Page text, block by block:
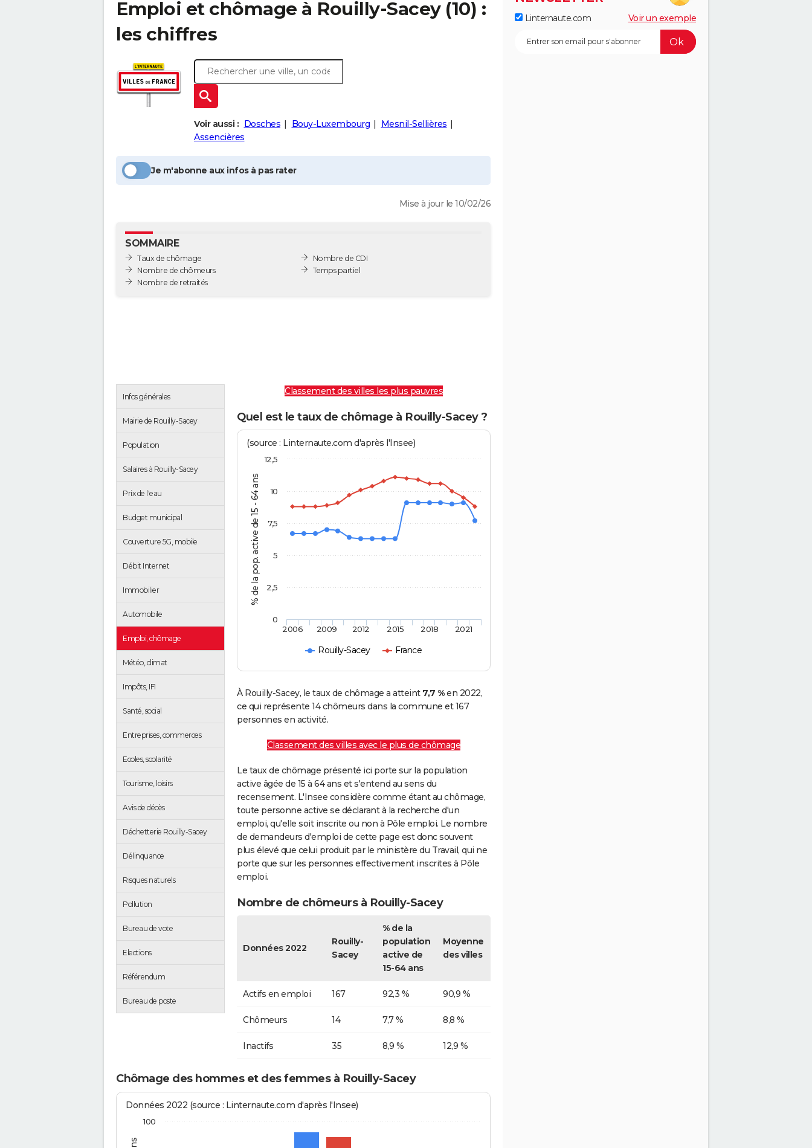
Emploi et chômage à Rouilly-Sacey(10) :
les chiffres
Voir aussi : Dosches Bouy-Luxembourg
Mesnil-Sellières
Assencières
Je m'abonne aux infos à pas rater
Mise à jour le 10/02/26
SOMMAIRE
Taux de chômage
Nombre de chômeurs
Nombre de retraités
Nombre de CDI
Temps partiel
Infos générales
Mairie de Rouilly-Sacey
Population
Salaires à Rouilly-Sacey
Prix de l'eau
Budget municipal
Couverture 5G, mobile
Débit Internet
Immobilier
Automobile
Emploi, chômage
Météo, climat
Impôts, IFI
Santé, social
Entreprises, commerces
Ecoles, scolarité
Tourisme, loisirs
Avis de décès
Déchetterie Rouilly-Sacey
Délinquance
Risques naturels
Pollution
Bureau de vote
Elections
Référendum
Bureau de poste
Classement des villes les plus pauvres
Quel est le taux de chômage à Rouilly-Sacey ?
% de la pop. active de 15 - 64 ans
(source : Linternaute.com d'après l'Insee)
Rouilly-Sacey France
2006 2009 2012 2015 2018 2021
0
2,5
5
7,5
10
12,5
À Rouilly-Sacey, le taux de chômage a atteint 7,7 %en 2022,
ce qui représente 14 chômeurs dans la commune et 167
personnes en activité.
Classement des villes avec le plus de chômage
Le taux de chômage présenté ici porte sur la population
active âgée de 15 à 64 ans et s'entend au sens du
recensement. L'Insee considère comme étant au chômage,
toute personne active se déclarant à la recherche d'un
emploi, qu'elle soit inscrite ou non à Pôle emploi. Le nombre
de demandeurs d'emploi de cette page est donc souvent
plus élevé que celui produit par le ministère du Travail, qui ne
porte que sur les personnes effectivement inscrites à Pôle
emploi.
Nombre de chômeurs à Rouilly-Sacey
Données 2022
Rouilly-
Sacey
% de la
population
active de
15-64 ans
Moyenne
des villes
Actifs en emploi 167 92,3 % 90,9 %
Chômeurs 14 7,7 % 8,8 %
Inactifs 35 8,9 % 12,9 %
Chômage des hommes et des femmes à Rouilly-Sacey
Données 2022 (source : Linternaute.com d'après l'Insee)
100
Linternaute.com Voir un exemple